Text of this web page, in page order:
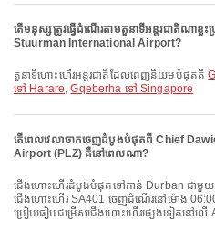
តើមនុស្សត្រូវធ្វើដំណើរតាមតួនាទីអន្តរជាតិណាខ្
Stuurman International Airport?
តួនាទីហោះហើរអន្តរជាតិដែលពេញនិយមបំផុតគឺ
ទៅ Harare,Gqeberha ទៅ Singapore
តើពេលវេលាចាកចេញដំបូងបំផុតពី Chief
Airport (PLZ) គឺនៅពេលណា?
ជើងហោះហើរដំបូងបំផុតទៅកាន់ Durban ជាមួយ South African Airways លេខ
ជើងហោះហើរ SA401 ចេញដំណើរនៅម៉ោង
ប្រៀបធៀបជម្រើសជើងហោះហើរផ្សេងទៀតនៅលើ